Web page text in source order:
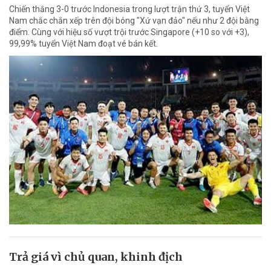
Chiến thắng 3-0 trước Indonesia trong lượt trận thứ 3, tuyển Việt
Nam chắc chắn xếp trên đội bóng "Xứ vạn đảo" nếu như 2 đội bằng
điểm. Cùng với hiệu số vượt trội trước Singapore (+10 so với +3),
99,99% tuyển Việt Nam đoạt vé bán kết.
Trả giá vì chủ quan, khinh địch